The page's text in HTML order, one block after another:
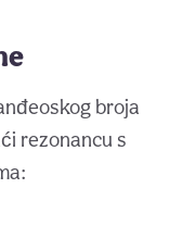
broja
rezonancu s